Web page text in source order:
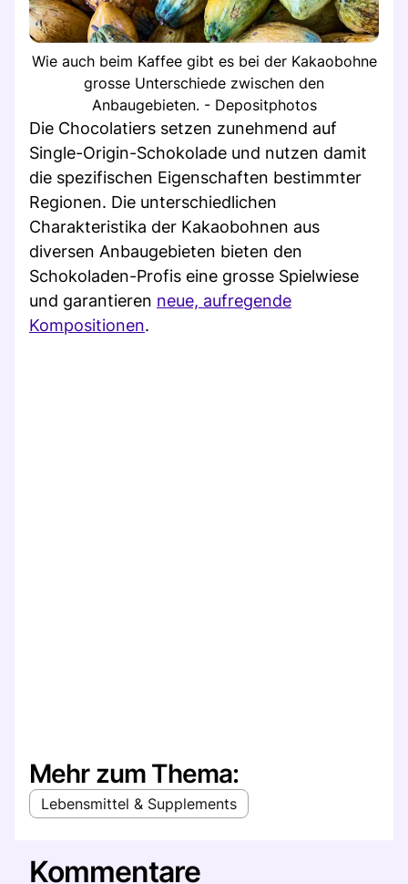
Wie auch beim Kaffee gibt es bei der Kakaobohne
grosse Unterschiede zwischen den
Anbaugebieten. - Depositphotos
Die Chocolatiers setzen zunehmend auf
Single-Origin-Schokolade und nutzen damit
die spezifischen Eigenschaften bestimmter
Regionen. Die unterschiedlichen
Charakteristika der Kakaobohnen aus
diversen Anbaugebieten bieten den
Schokoladen-Profis eine grosse Spielwiese
und garantieren neue, aufregende
Kompositionen.
Mehr zum Thema:
Lebensmittel & Supplements
Kommentare